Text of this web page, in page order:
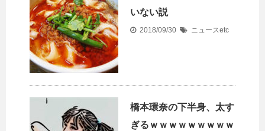
いない説
2018/09/30 ニュースetc
橋本環奈の下半身、太す
ぎるｗｗｗｗｗｗｗｗｗ